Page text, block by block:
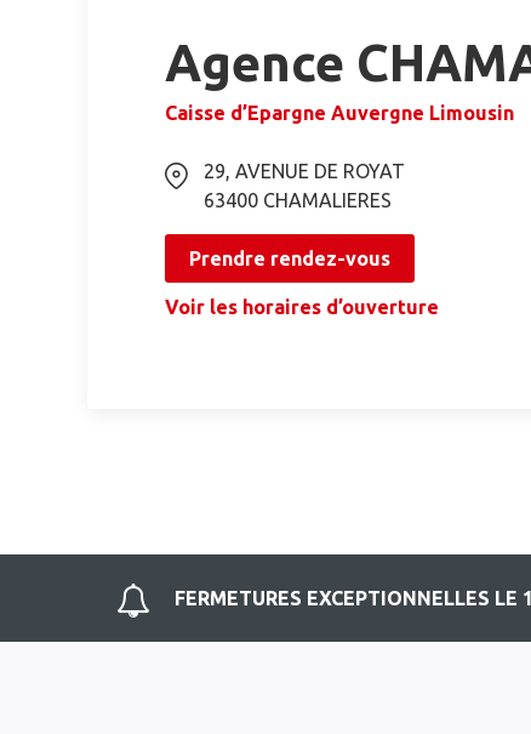
Agence
Caisse d’Epargne Auvergne Limousin
29, AVENUE DE ROYAT
63400 CHAMALIERES
Prendre rendez-vous
Voir les horaires d’ouverture
FERMETURES EXCEPTIONNELLES